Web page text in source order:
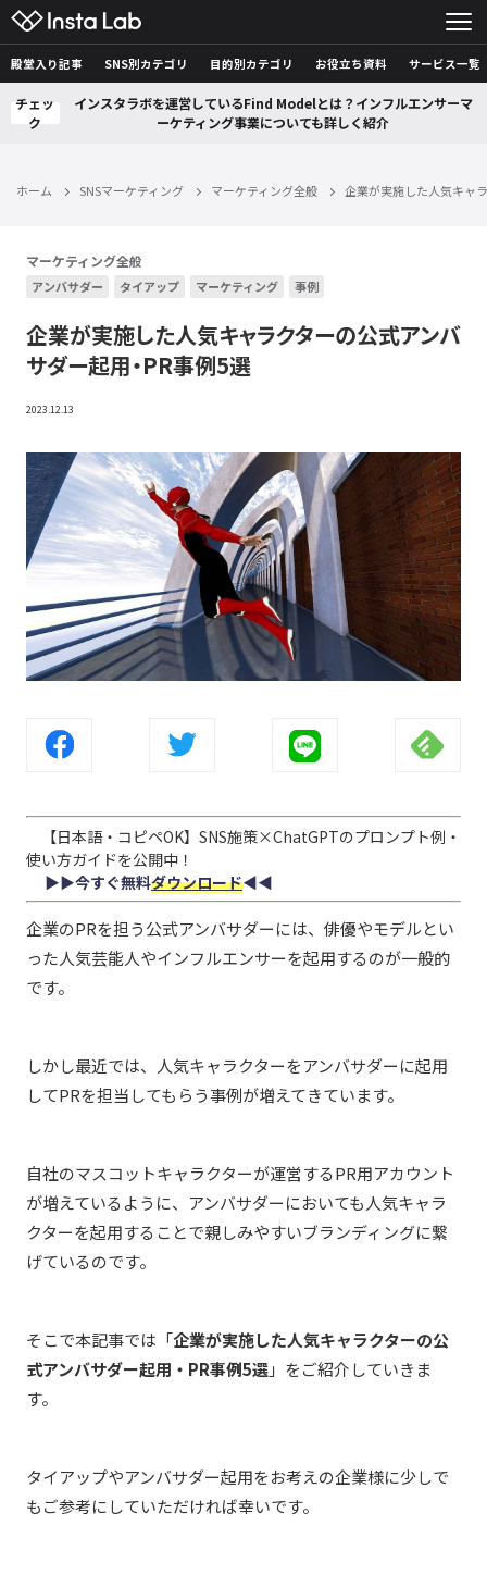
殿堂入り記事 SNS別カテゴリ 目的別カテゴリ お役立ち資料 サービス一覧
チェッ
ク
インスタラボを運営しているFind Modelとは？インフルエンサーマ
ーケティング事業についても詳しく紹介
ホーム SNSマーケティング マーケティング全般 企業が実施した人気キャ
マーケティング全般
アンバサダー タイアップ マーケティング 事例
企業が実施した人気キャラクターの公式アンバ
サダー起用・PR事例5選
2023.12.13
【日本語・コピペOK】SNS施策×ChatGPTのプロンプト例・
使い方ガイドを公開中！
▶︎▶︎今すぐ無料ダウンロード◀︎◀︎
企業のPRを担う公式アンバサダーには、俳優やモデルとい
った人気芸能人やインフルエンサーを起用するのが一般的
です。
しかし最近では、人気キャラクターをアンバサダーに起用
してPRを担当してもらう事例が増えてきています。
自社のマスコットキャラクターが運営するPR用アカウント
が増えているように、アンバサダーにおいても人気キャラ
クターを起用することで親しみやすいブランディングに繋
げているのです。
そこで本記事では「企業が実施した人気キャラクターの公
式アンバサダー起用・PR事例5選」をご紹介していきま
す。
タイアップやアンバサダー起用をお考えの企業様に少しで
もご参考にしていただければ幸いです。